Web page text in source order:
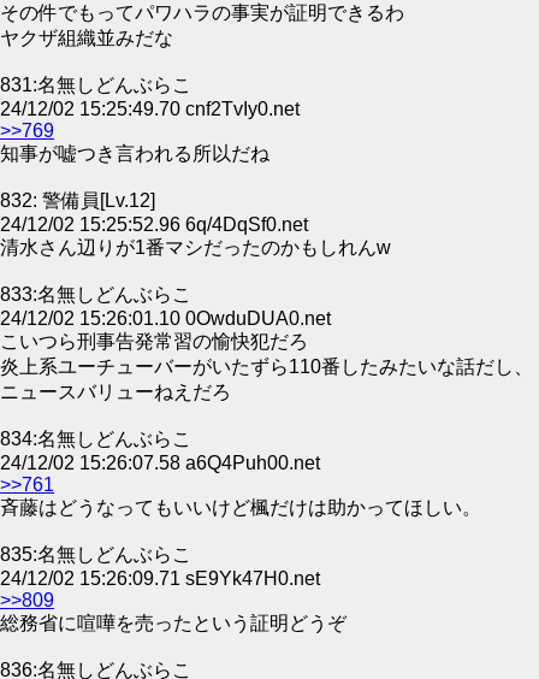
その件でもってパワハラの事実が証明できるわ
ヤクザ組織並みだな
831:名無しどんぶらこ
24/12/02 15:25:49.70 cnf2TvIy0.net
>>769
知事が嘘つき言われる所以だね
832: 警備員[Lv.12]
24/12/02 15:25:52.96 6q/4DqSf0.net
清水さん辺りが1番マシだったのかもしれんw
833:名無しどんぶらこ
24/12/02 15:26:01.10 0OwduDUA0.net
こいつら刑事告発常習の愉快犯だろ
炎上系ユーチューバーがいたずら110番したみたいな話だし、
ニュースバリューねえだろ
834:名無しどんぶらこ
24/12/02 15:26:07.58 a6Q4Puh00.net
>>761
斉藤はどうなってもいいけど楓だけは助かってほしい。
835:名無しどんぶらこ
24/12/02 15:26:09.71 sE9Yk47H0.net
>>809
総務省に喧嘩を売ったという証明どうぞ
836:名無しどんぶらこ